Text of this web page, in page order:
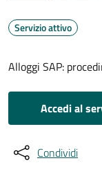
Servizio attivo
Alloggi SAP:
Accedi al
Condividi